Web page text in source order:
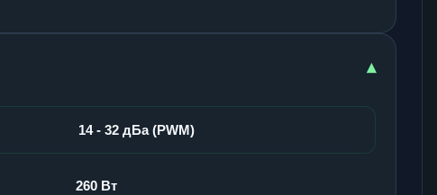
▾
14 - 32 дБа (PWM)
260 Вт